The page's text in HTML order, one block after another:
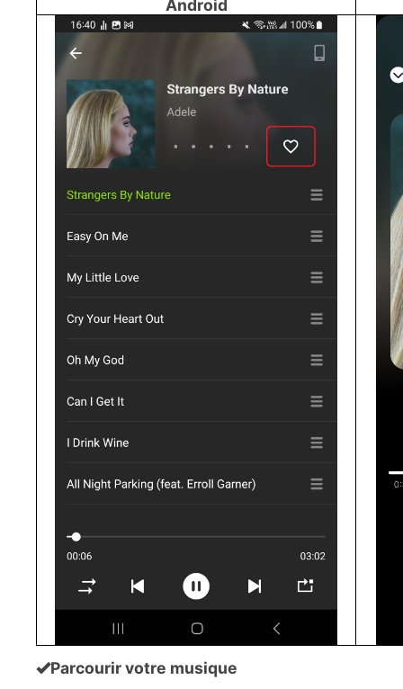
Android
Parcourir votre musique